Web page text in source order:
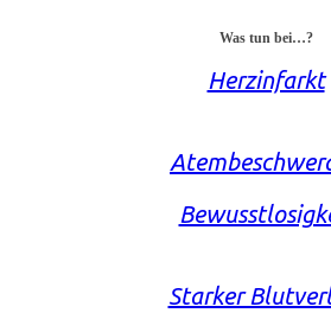
Was tun bei…?
Herzinfarkt
Starker